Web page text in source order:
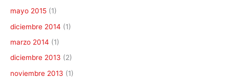
mayo 2015 (1)
diciembre 2014 (1)
marzo 2014 (1)
diciembre 2013 (2)
noviembre 2013 (1)